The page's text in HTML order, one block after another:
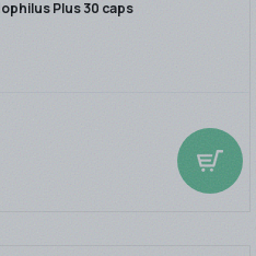
Plus 30 caps